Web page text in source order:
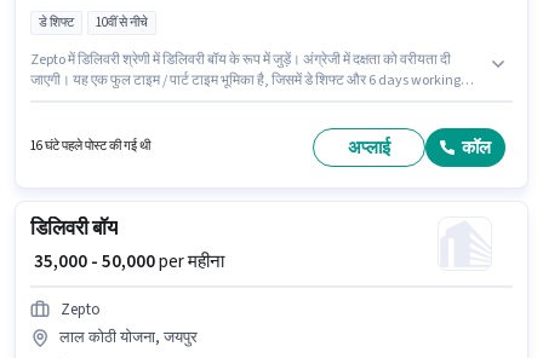
डे शिफ्ट 10वीं से नीचे
Zepto में डिलिवरी श्रेणी में डिलिवरी बॉय के रूप में जुड़ें। अंग्रेजी में दक्षता को वरीयता दी
जाएगी। यह एक फुल टाइम / पार्ट टाइम भूमिका है, जिसमें डे शिफ्ट और 6 days working
16 घंटे पहले पोस्ट की गई थी अप्लाई कॉल
डिलिवरी बॉय
₹ 35,000 - 50,000per महीना
Zepto
लाल कोठी योजना, जयपुर